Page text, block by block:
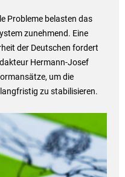
Probleme belasten das
zunehmend. Eine
der Deutschen fordert
Hermann-Josef
um die
zu stabilisieren.